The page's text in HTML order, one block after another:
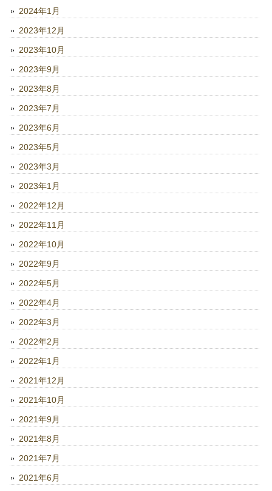
2024年1月
2023年12月
2023年10月
2023年9月
2023年8月
2023年7月
2023年6月
2023年5月
2023年3月
2023年1月
2022年12月
2022年11月
2022年10月
2022年9月
2022年5月
2022年4月
2022年3月
2022年2月
2022年1月
2021年12月
2021年10月
2021年9月
2021年8月
2021年7月
2021年6月